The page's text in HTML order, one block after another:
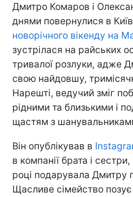
Дмитро Комаров і
днями повернулися в Київ
новорічного вікенду на
зустрілася на райських
тривалої розлуки, адже
свою найдовшу,
Нарешті, ведучий зміг
рідними та близькими і
щастям з
Він опублікував в
в компанії брата і
році подарувала Дмитру
Щасливе сімейство позує